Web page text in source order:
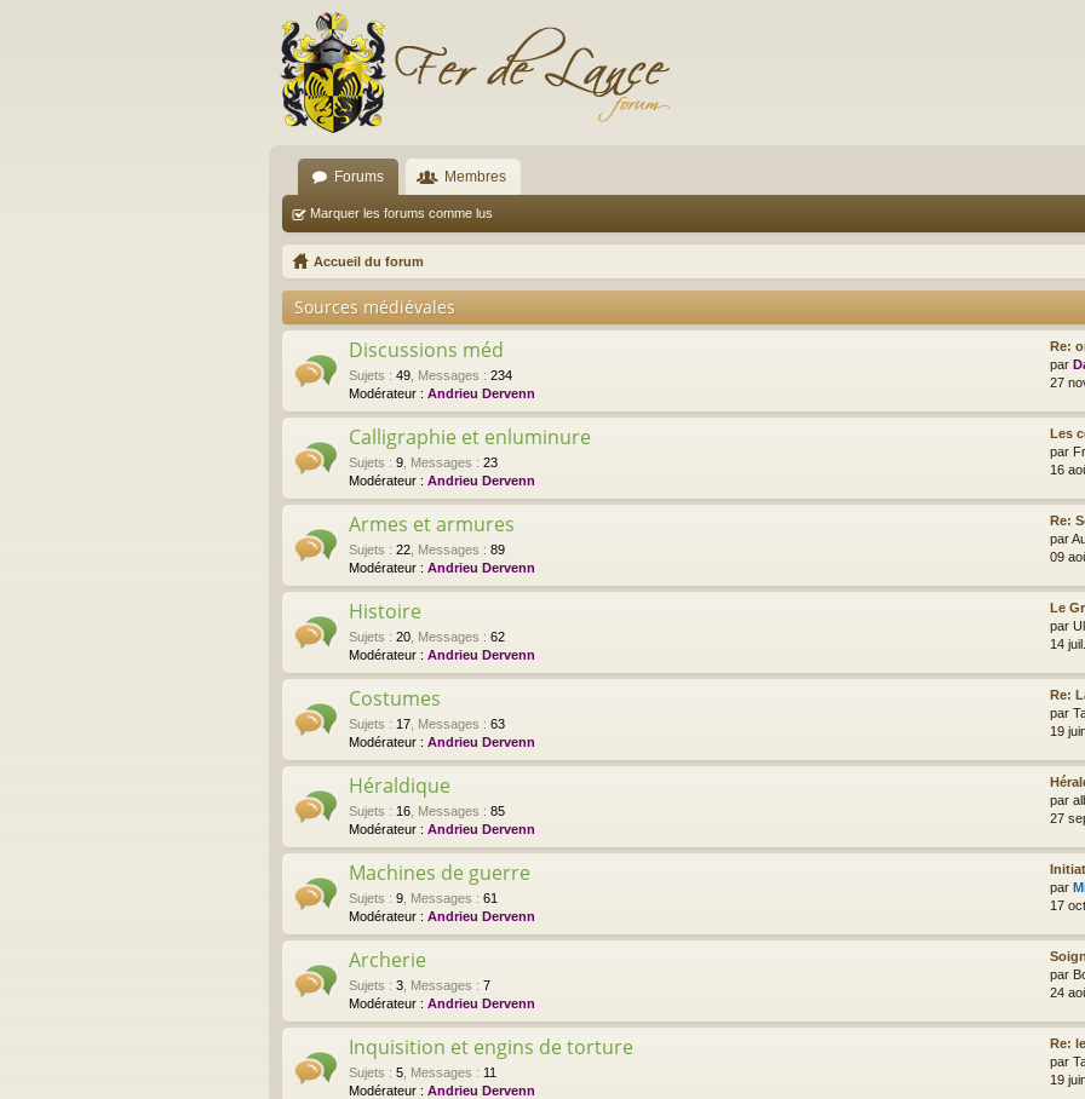
Forums Membres
Marquer les forums comme lus
Accueil du forum
Sources médiévales
Discussions méd
Sujets : 49 Messages : 234
Modérateur : Andrieu Dervenn
Re:
par
27
Calligraphie et enluminure
Sujets : 9 Messages : 23
Modérateur : Andrieu Dervenn
Les
par
16
Armes et armures
Sujets : 22 Messages : 89
Modérateur : Andrieu Dervenn
Re:
par
09
Histoire
Sujets : 20 Messages : 62
Modérateur : Andrieu Dervenn
Le
par
14
Costumes
Sujets : 17 Messages : 63
Modérateur : Andrieu Dervenn
Re:
par
19
Héraldique
Sujets : 16 Messages : 85
Modérateur : Andrieu Dervenn
par
27
Machines de guerre
Sujets : 9 Messages : 61
Modérateur : Andrieu Dervenn
par
17
Archerie
Sujets : 3 Messages : 7
Modérateur : Andrieu Dervenn
par
24
Inquisition et engins de torture
Sujets : 5 Messages : 11
Modérateur : Andrieu Dervenn
Re:
par
19